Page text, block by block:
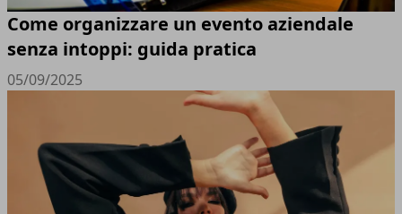
Come organizzare un evento aziendale
senza intoppi: guida pratica
05/09/2025